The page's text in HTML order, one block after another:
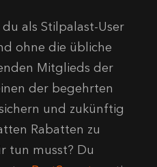
als Stilpalast-User
ohne die übliche
Mitglieds der
der begehrten
und zukünftig
Rabatten zu
tun musst? Du